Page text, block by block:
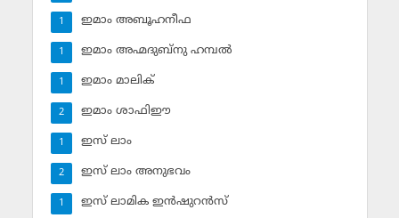
ഇമാം അബൂഹനീഫ
1
ഇമാം അഹ്മദുബ്‌നു ഹമ്പല്‍
1
ഇമാം മാലിക്
1
ഇമാം ശാഫിഈ
2
ഇസ് ലാം
1
ഇസ് ലാം അനുഭവം
2
ഇസ് ലാമിക ഇന്‍ഷുറന്‍സ്‌
1